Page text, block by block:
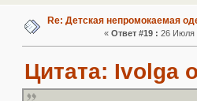
Re: Детская непромокаемая
« Ответ #19 : 26 Июля
Цитата: Ivolga